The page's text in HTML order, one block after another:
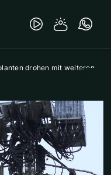
drohen mit weiteren